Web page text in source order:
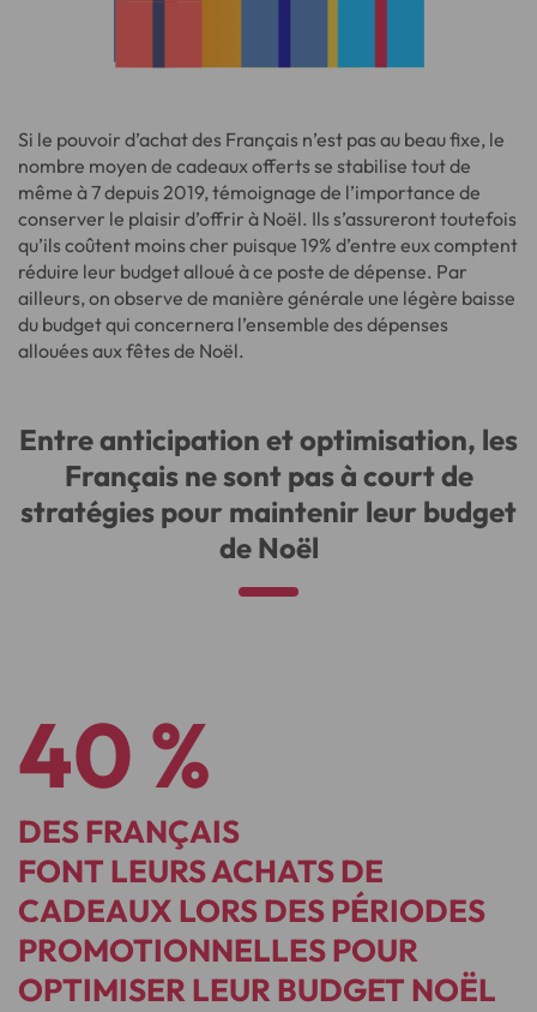
Si le pouvoir d’achat des Français n’est pas au beau fixe, le
nombre moyen de cadeaux offerts se stabilise tout de
même à 7 depuis 2019, témoignage de l’importance de
conserver le plaisir d’offrir à Noël. Ils s’assureront toutefois
qu’ils coûtent moins cher puisque 19% d’entre eux comptent
réduire leur budget alloué à ce poste de dépense. Par
ailleurs, on observe de manière générale une légère baisse
du budget qui concernera l’ensemble des dépenses
allouées aux fêtes de Noël.
Entre anticipation et optimisation, les
Français ne sont pas à court de
stratégies pour maintenir leur budget
de Noël
40 %
DES FRANÇAIS
FONT LEURS ACHATS DE
CADEAUX LORS DES PÉRIODES
PROMOTIONNELLES POUR
OPTIMISER LEUR BUDGET NOËL